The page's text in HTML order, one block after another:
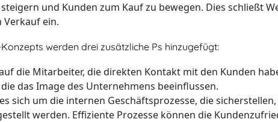
und Kunden zum Kauf zu bewegen. Dies schließt
ein.
werden drei zusätzliche Ps hinzugefügt:
die Mitarbeiter, die direkten Kontakt mit den Kunden
das Image des Unternehmens beeinflussen.
sich um die internen Geschäftsprozesse, die
werden. Effiziente Prozesse können die